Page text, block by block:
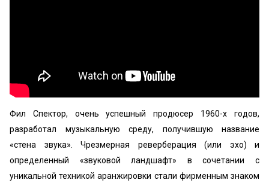
Фил Спектор, очень успешный продюсер 1960-х годов,
разработал музыкальную среду, получившую название
«‎стена звука». Чрезмерная реверберация (или эхо) и
определенный «‎звуковой ландшафт» в сочетании с
уникальной техникой аранжировки стали фирменным знаком